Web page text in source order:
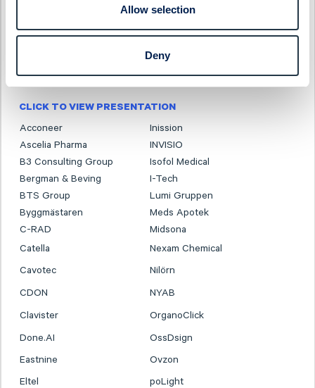
Allow selection
Deny
3-4 December 2025
CLICK TO VIEW PRESENTATION
Acconeer
Inission
Ascelia Pharma
INVISIO
B3 Consulting Group
Isofol Medical
Bergman & Beving
I-Tech
BTS Group
Lumi Gruppen
Byggmästaren
Meds Apotek
C-RAD
Midsona
Catella
Nexam Chemical
Cavotec
Nilörn
CDON
NYAB
Clavister
OrganoClick
Done.AI
OssDsign
Eastnine
Ovzon
Eltel
poLight